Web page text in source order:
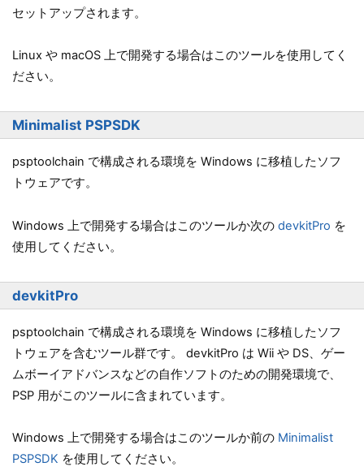
セットアップされます。
Linux や macOS 上で開発する場合はこのツールを使用してく
ださい。
Minimalist PSPSDK
psptoolchain で構成される環境を Windows に移植したソフ
トウェアです。
Windows 上で開発する場合はこのツールか次の devkitPro を
使用してください。
devkitPro
psptoolchain で構成される環境を Windows に移植したソフ
トウェアを含むツール群です。 devkitPro は Wii や DS、ゲー
ムボーイアドバンスなどの自作ソフトのための開発環境で、
PSP 用がこのツールに含まれています。
Windows 上で開発する場合はこのツールか前の Minimalist
PSPSDK を使用してください。